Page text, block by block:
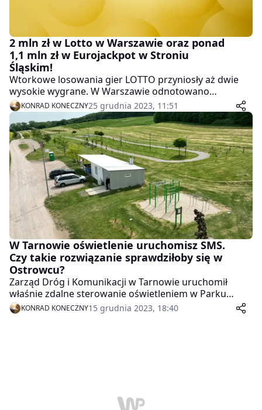
2 mln zł w Lotto w Warszawie oraz ponad
1,1 mln zł w Eurojackpot w Stroniu
Śląskim!
Wtorkowe losowania gier LOTTO przyniosły aż dwie
wysokie wygrane. W Warszawie odnotowano
„szóstkę” w Lotto, zaś w Stroniu Śląskim (woj.
dolnośląskie) – wygraną III stopnia w Eurojackpot
(5+0). Poniżej podajemy szczegóły dotyczące tych
szczęśliwych kuponów. Więcej poniżej!
KONRAD KONECZNY25 grudnia 2023, 11:51
W Tarnowie oświetlenie uruchomisz SMS.
Czy takie rozwiązanie sprawdziłoby się w
Ostrowcu?
Zarząd Dróg i Komunikacji w Tarnowie uruchomił
właśnie zdalne sterowanie oświetleniem w Parku
Biegowym na Górze św. Marcina, przy ulicy
Harcerskiej. Aby uruchomić lampy, wystarczy wysłać
KONRAD KONECZNY15 grudnia 2023, 18:40